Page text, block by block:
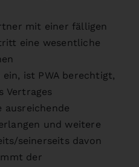
mit einer fälligen
eine wesentliche
ist PWA berechtigt,
Vertrages
ausreichende
und weitere
seinerseits davon
der